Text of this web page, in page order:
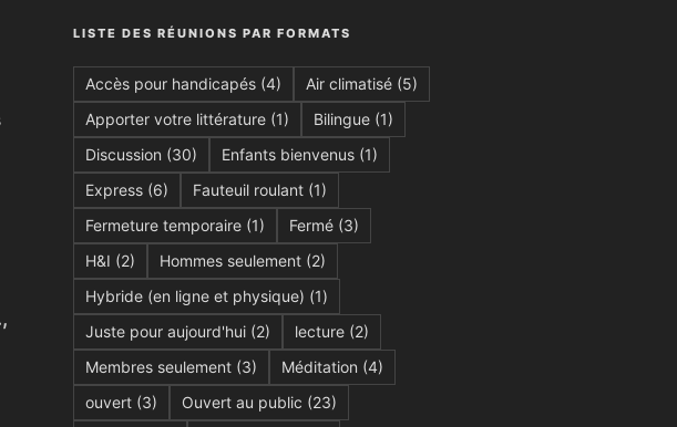
LISTE DES RÉUNIONS PAR FORMATS
Accès pour handicapés(4) Air climatisé(5)
Apporter votre littérature(1) Bilingue(1)
Discussion (30) Enfants bienvenus(1)
Express(6) Fauteuil roulant(1)
Fermeture temporaire(1) Fermé(3)
H&I (2) Hommes seulement(2)
Hybride (en ligne et physique) (1)
Juste pour aujourd'hui(2) lecture(2)
Membres seulement(3) Méditation (4)
ouvert(3) Ouvert au public (23)